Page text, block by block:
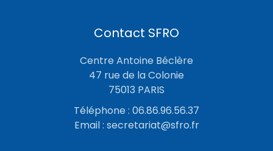
Contact SFRO
Centre Antoine Béclère
47 rue de la Colonie
75013 PARIS
Téléphone : 06.86.96.56.37
Email : secretariat@sfro.fr